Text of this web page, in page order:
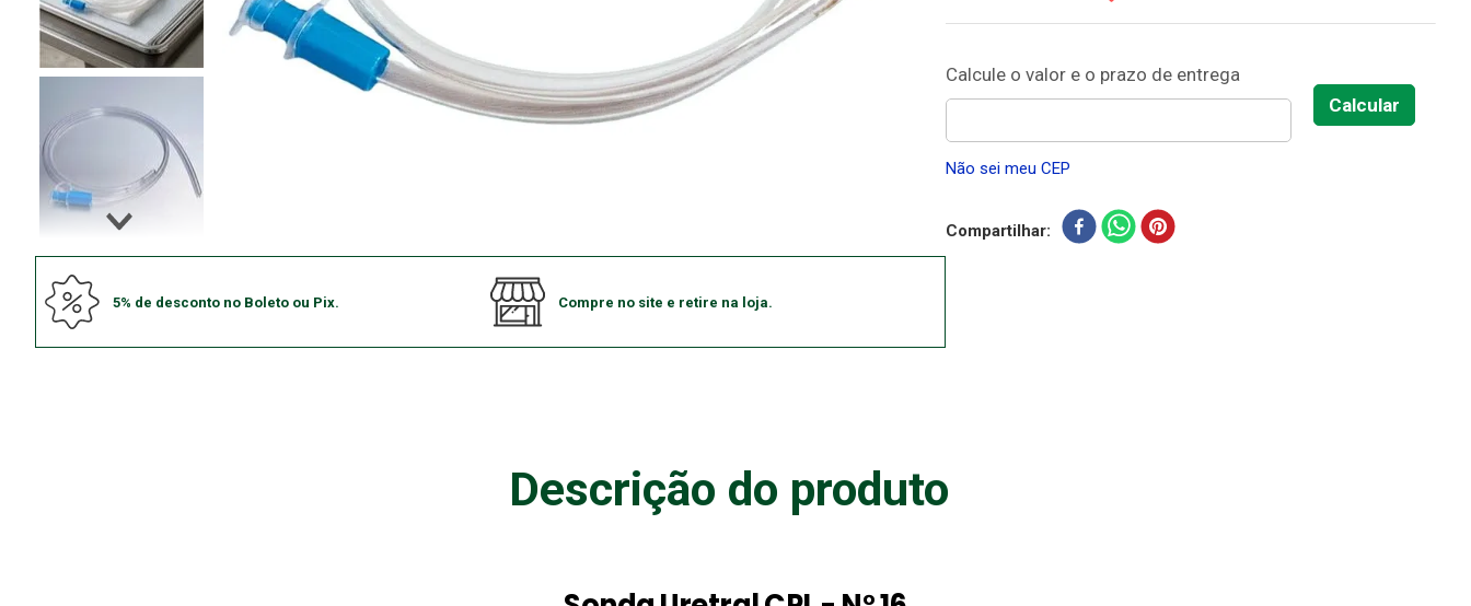
5% de desconto no Boleto ou Pix. Compre no site e retire na loja.
Não sei meu CEP
Compartilhar
Descrição do produto